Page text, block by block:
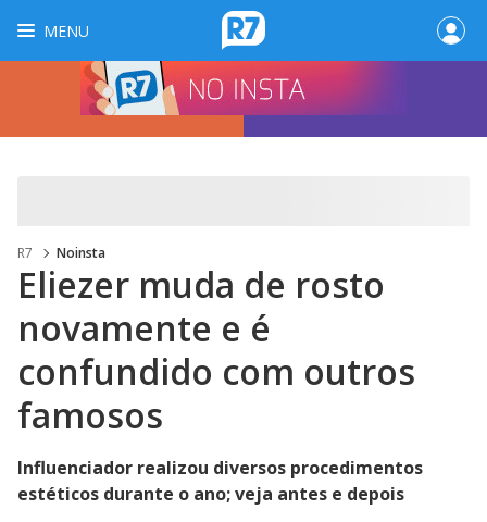
MENU
R7 Noinsta
Eliezer muda de rosto
novamente e é
confundido com outros
famosos
Influenciador realizou diversos procedimentos
estéticos durante o ano; veja antes e depois